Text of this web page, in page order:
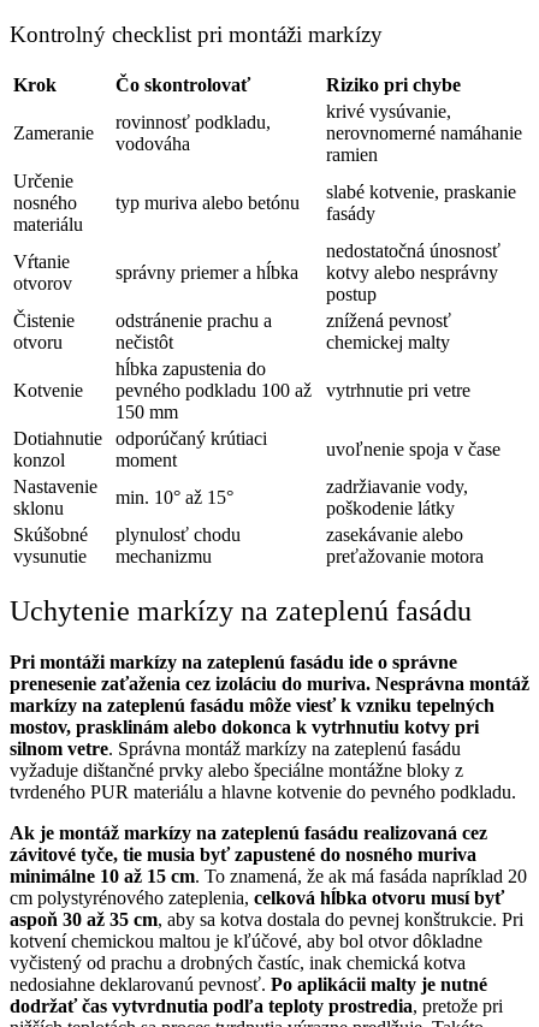
Kontrolný checklist pri montáži markízy
Krok Čo skontrolovať Riziko pri chybe
Zameranie
rovinnosť podkladu,
vodováha
krivé vysúvanie,
nerovnomerné namáhanie
ramien
Určenie
nosného
materiálu
typ muriva alebo betónu
slabé kotvenie, praskanie
fasády
Vŕtanie
otvorov
správny priemer a hĺbka
nedostatočná únosnosť
kotvy alebo nesprávny
postup
Čistenie
otvoru
odstránenie prachu a
nečistôt
znížená pevnosť
chemickej malty
Kotvenie
hĺbka zapustenia do
pevného podkladu 100 až
150 mm
vytrhnutie pri vetre
Dotiahnutie
konzol
odporúčaný krútiaci
moment
uvoľnenie spoja v čase
Nastavenie
sklonu
min. 10° až 15°
zadržiavanie vody,
poškodenie látky
Skúšobné
vysunutie
plynulosť chodu
mechanizmu
zasekávanie alebo
preťažovanie motora
Uchytenie markízy na zateplenú fasádu
Pri montáži markízy na zateplenú fasádu ide o správne
prenesenie zaťaženia cez izoláciu do muriva. Nesprávna montáž
markízy na zateplenú fasádu môže viesť k vzniku tepelných
mostov, prasklinám alebo dokonca k vytrhnutiu kotvy pri
silnom vetre. Správna montáž markízy na zateplenú fasádu
vyžaduje dištančné prvky alebo špeciálne montážne bloky z
tvrdeného PUR materiálu a hlavne kotvenie do pevného podkladu.
Ak je montáž markízy na zateplenú fasádu realizovaná cez
závitové tyče, tie musia byť zapustené do nosného muriva
minimálne 10 až 15 cm. To znamená, že ak má fasáda napríklad 20
cm polystyrénového zateplenia, celková hĺbka otvoru musí byť
aspoň 30 až 35 cm, aby sa kotva dostala do pevnej konštrukcie. Pri
kotvení chemickou maltou je kľúčové, aby bol otvor dôkladne
vyčistený od prachu a drobných častíc, inak chemická kotva
nedosiahne deklarovanú pevnosť. Po aplikácii malty je nutné
dodržať čas vytvrdnutia podľa teploty prostredia, pretože pri